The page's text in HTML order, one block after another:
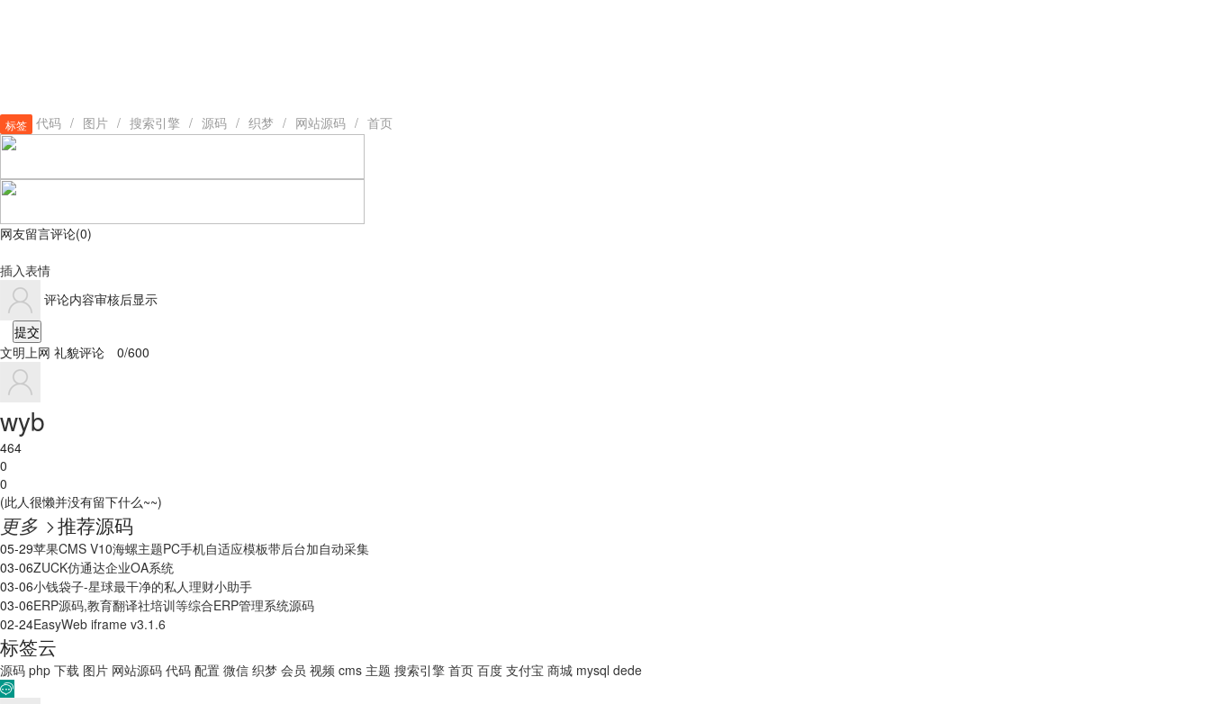
标签 代码 / 图片 / 搜索引擎 / 源码 / 织梦 / 网站源码 / 首页
网友留言评论(0)
插入表情
评论内容审核后显示
提交
文明上网 礼貌评论 0/600
wyb
464
0
0
(此人很懒并没有留下什么~~)
更多  推荐源码
05-29苹果CMS V10海螺主题PC手机自适应模板带后台加自动采集
03-06ZUCK仿通达企业OA系统
03-06小钱袋子-星球最干净的私人理财小助手
03-06ERP源码,教育翻译社培训等综合ERP管理系统源码
02-24EasyWeb iframe v3.1.6
标签云
源码 php 下载 图片 网站源码 代码 配置 微信 织梦 会员 视频 cms 主题 搜索引擎 首页 百度 支付宝 商城 mysql dede
